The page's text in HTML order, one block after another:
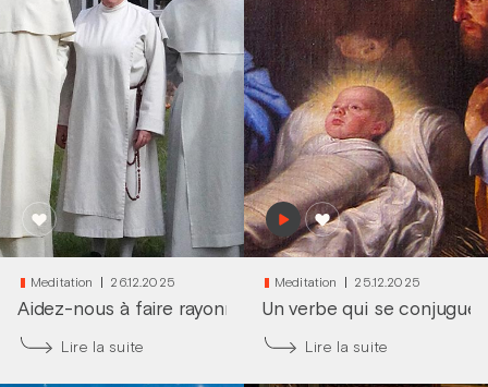
Meditation 26.12.2025
Aidez-nous à faire rayonner la lumière de Noël ! | frère
Lire la suite
Meditation 25.12.2025
Un verbe qui se conjugue
Lire la suite